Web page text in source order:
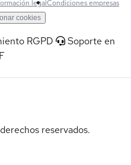
legalCondiciones empresas
cookies
RGPD
Soporte en
reservados.